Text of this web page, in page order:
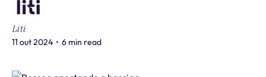
Liti
11 out 2024 • 6 min read